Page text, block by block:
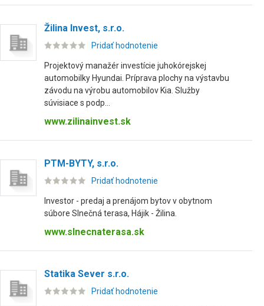
Žilina Invest, s.r.o.
Pridať hodnotenie
Projektový manažér investície juhokórejskej
automobilky Hyundai. Príprava plochy na výstavbu
závodu na výrobu automobilov Kia. Služby
súvisiace s podp...
www.zilinainvest.sk
PTM-BYTY, s.r.o.
Pridať hodnotenie
Investor - predaj a prenájom bytov v obytnom
súbore Slnečná terasa, Hájik - Žilina.
www.slnecnaterasa.sk
Statika Sever s.r.o.
Pridať hodnotenie